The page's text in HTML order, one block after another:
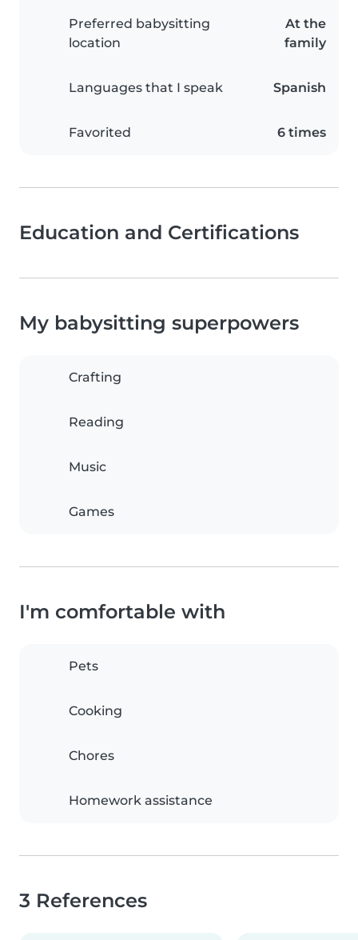
Preferred babysitting
location
At the
family
Languages that I speak Spanish
Favorited 6 times
Education and Certifications
My babysitting superpowers
Crafting
Reading
Music
Games
I'm comfortable with
Pets
Cooking
Chores
Homework assistance
3 References